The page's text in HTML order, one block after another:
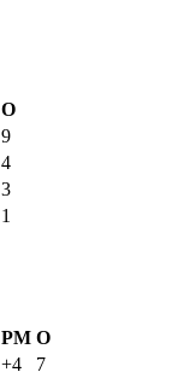
О
9
4
3
1
РМ О
+4
7